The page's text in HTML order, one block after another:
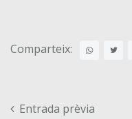
Comparteix:
Post navigation
Entrada prèvia